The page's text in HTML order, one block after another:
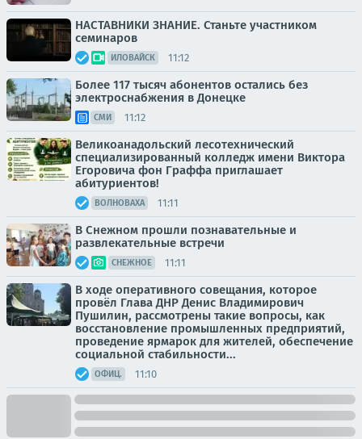
НАСТАВНИКИ ЗНАНИЕ. Станьте участником
семинаров
ИЛОВАЙСК 11:12
Более 117 тысяч абонентов остались без
электроснабжения в Донецке
СМИ 11:12
Великоанадольский лесотехнический
специализированный колледж имени Виктора
Егоровича фон Граффа приглашает
абитуриентов!
ВОЛНОВАХА 11:11
В Снежном прошли познавательные и
развлекательные встречи
СНЕЖНОЕ 11:11
В ходе оперативного совещания, которое
провёл Глава ДНР Денис Владимирович
Пушилин, рассмотрены такие вопросы, как
восстановление промышленных предприятий,
проведение ярмарок для жителей, обеспечение
социальной стабильности...
ОФИЦ. 11:10